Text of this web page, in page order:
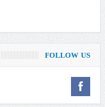
FOLLOW US